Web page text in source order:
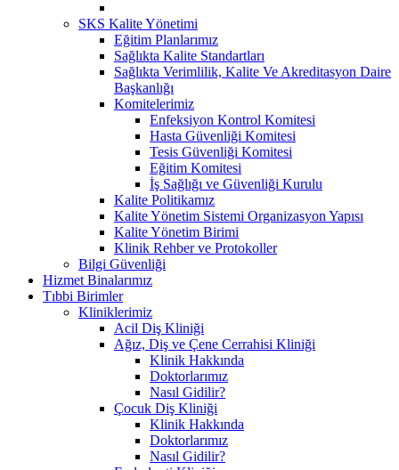
SKS Kalite Yönetimi
Eğitim Planlarımız
Sağlıkta Kalite Standartları
Sağlıkta Verimlilik, Kalite Ve Akreditasyon Daire
Başkanlığı
Komitelerimiz
Enfeksiyon Kontrol Komitesi
Hasta Güvenliği Komitesi
Tesis Güvenliği Komitesi
Eğitim Komitesi
İş Sağlığı ve Güvenliği Kurulu
Kalite Politikamız
Kalite Yönetim Sistemi Organizasyon Yapısı
Kalite Yönetim Birimi
Klinik Rehber ve Protokoller
Bilgi Güvenliği
Hizmet Binalarımız
Tıbbi Birimler
Kliniklerimiz
Acil Diş Kliniği
Ağız, Diş ve Çene Cerrahisi Kliniği
Klinik Hakkında
Doktorlarımız
Nasıl Gidilir?
Çocuk Diş Kliniği
Klinik Hakkında
Doktorlarımız
Nasıl Gidilir?